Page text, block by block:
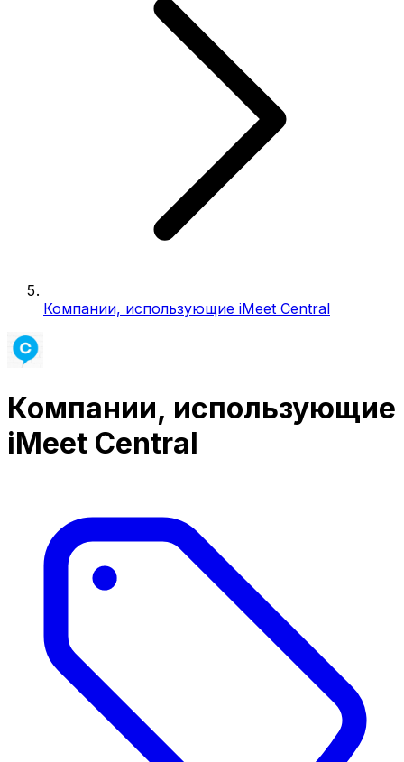
Компании, использующие iMeet Central
Компании, использующие
iMeet Central